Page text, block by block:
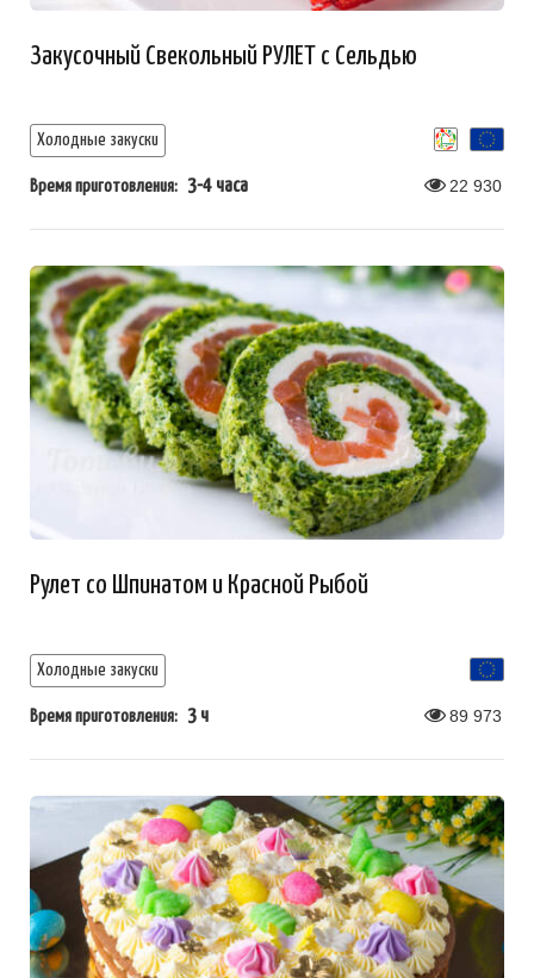
Закусочный Свекольный РУЛЕТ с Сельдью
Холодные закуски
Время приготовления: 3-4 часа 22 930
Рулет со Шпинатом и Красной Рыбой
Холодные закуски
Время приготовления: 3 ч 89 973